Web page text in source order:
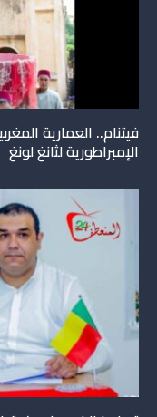
فيتنام.. العمارية
الإمبراطورية لثانغ لونغ